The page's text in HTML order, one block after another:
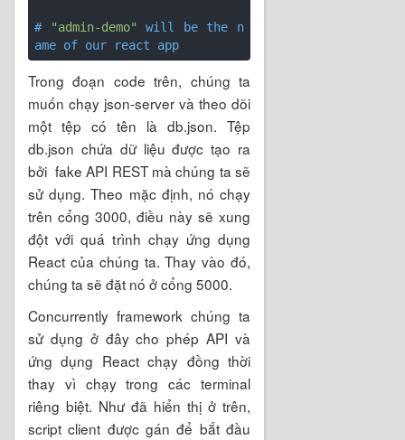
# "admin-demo"
will be the n
ame of our react app
Trong đoạn code trên, chúng ta
muốn chạy json-server và theo dõi
một tệp có tên là db.json. Tệp
db.json chứa dữ liệu được tạo ra
bởi fake API REST mà chúng ta sẽ
sử dụng. Theo mặc định, nó chạy
trên cổng 3000, điều này sẽ xung
đột với quá trình chạy ứng dụng
React của chúng ta. Thay vào đó,
chúng ta sẽ đặt nó ở cổng 5000.
Concurrently framework chúng ta
sử dụng ở đây cho phép API và
ứng dụng React chạy đồng thời
thay vì chạy trong các terminal
riêng biệt. Như đã hiển thị ở trên,
script client được gán để bắt đầu